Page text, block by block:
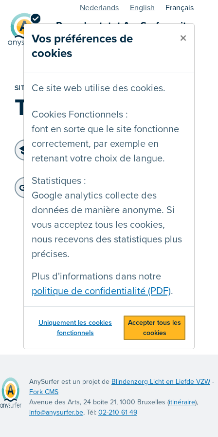
Vos préférences de
cookies
×
Ce site web utilise des cookies.
Cookies Fonctionnels :
font en sorte que le site fonctionne
correctement, par exemple en
retenant votre choix de langue.
Statistiques :
Google analytics collecte des
données de manière anonyme. Si
vous acceptez tous les cookies,
nous recevons des statistiques plus
précises.
Plus d'informations dans notre
politique de confidentialité (PDF).
Uniquement les cookies
fonctionnels
Accepter tous les
cookies
Page de statut AnySurfer - site
web
Nederlands English Français
SITE WEB
Tuinwijk
Niveau d'accessibilité:
WCAG 2.2 AA
Adresse du site web:
https://tuinwijk.be/
AnySurfer est un projet de Blindenzorg Licht en Liefde VZW -
Fork CMS
Avenue des Arts, 24 boite 21, 1000 Bruxelles (itinéraire),
info@anysurfer.be, Tél:02-210 61 49